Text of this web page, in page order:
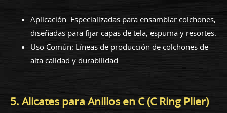
Aplicación: Especializadas para ensamblar colchones,
diseñadas para fijar capas de tela, espuma y resortes.
Uso Común: Líneas de producción de colchones de
alta calidad y durabilidad.
5. Alicates para Anillos en C (C Ring Plier)